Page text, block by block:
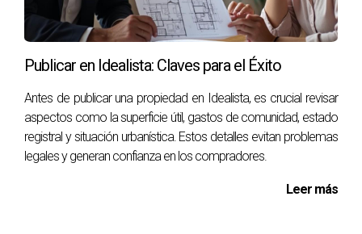
Deterioro por uso excesivo o falta de atención.
Desgaste del mobiliario y decoración.
Consejos para un Buen Mantenimiento
Aquí te dejamos algunas recomendaciones para mantener
tu propiedad en óptimas condiciones:
Realiza inspecciones regulares para identificar
Publicar en Idealista: Claves para el Éxito
Antes de publicar una propiedad en Idealista, es crucial revisar
aspectos como la superficie útil, gastos de comunidad, estado
registral y situación urbanística. Estos detalles evitan problemas
legales y generan confianza en los compradores.
Leer más